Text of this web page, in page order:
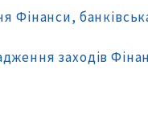
Фінанси,
заходів